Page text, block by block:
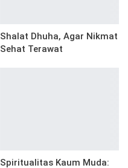
Shalat Dhuha, Agar Nikmat
Sehat Terawat
Spiritualitas Kaum Muda: